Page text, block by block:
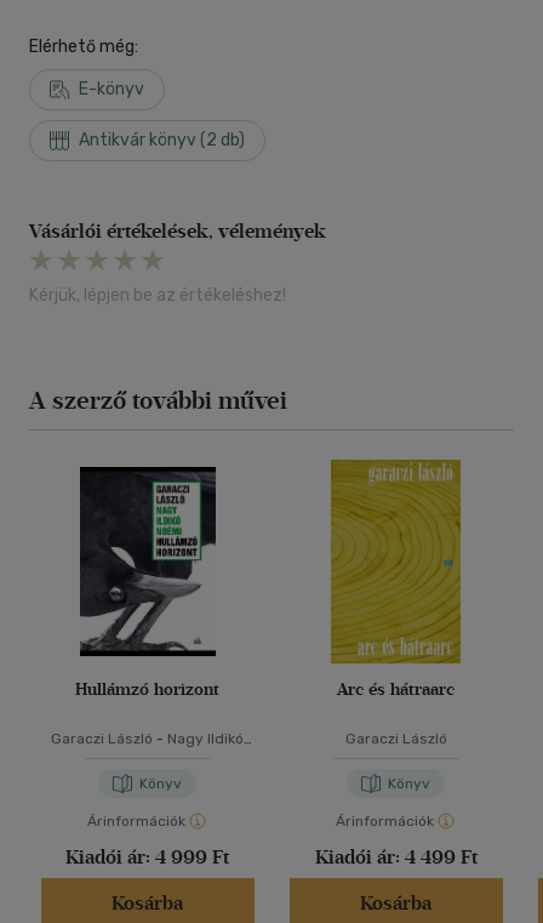
Elérhető még:
E-könyv
Antikvár könyv (2 db)
Vásárlói értékelések, vélemények
Kérjük, lépjen be az értékeléshez!
A szerző további művei
Hullámzó horizont
Garaczi László - Nagy Ildikó
Könyv
Árinformációk
Kiadói ár: 4 999 Ft
Kosárba
Arc és hátraarc
Garaczi László
Könyv
Árinformációk
Kiadói ár: 4 499 Ft
Kosárba